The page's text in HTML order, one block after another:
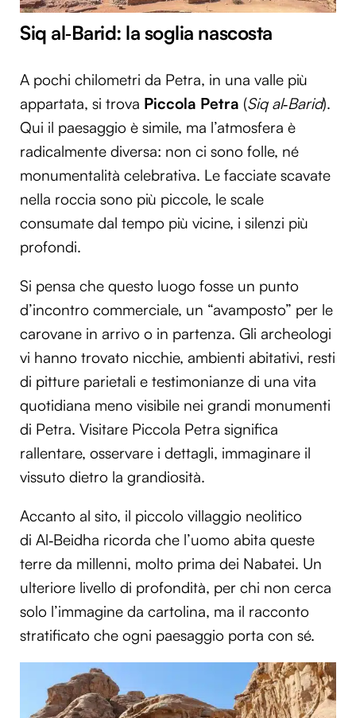
Siq al‑Barid: la soglia nascosta
A pochi chilometri da Petra, in una valle più
appartata, si trova Piccola Petra (Siq al‑Barid).
Qui il paesaggio è simile, ma l’atmosfera è
radicalmente diversa: non ci sono folle, né
monumentalità celebrativa. Le facciate scavate
nella roccia sono più piccole, le scale
consumate dal tempo più vicine, i silenzi più
profondi.
Si pensa che questo luogo fosse un punto
d’incontro commerciale, un “avamposto” per le
carovane in arrivo o in partenza. Gli archeologi
vi hanno trovato nicchie, ambienti abitativi, resti
di pitture parietali e testimonianze di una vita
quotidiana meno visibile nei grandi monumenti
di Petra. Visitare Piccola Petra significa
rallentare, osservare i dettagli, immaginare il
vissuto dietro la grandiosità.
Accanto al sito, il piccolo villaggio neolitico
di Al‑Beidha ricorda che l’uomo abita queste
terre da millenni, molto prima dei Nabatei. Un
ulteriore livello di profondità, per chi non cerca
solo l’immagine da cartolina, ma il racconto
stratificato che ogni paesaggio porta con sé.